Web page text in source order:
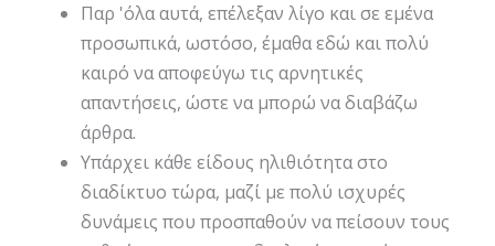
Παρ 'όλα αυτά, επέλεξαν λίγο και σε εμένα
προσωπικά, ωστόσο, έμαθα εδώ και πολύ
καιρό να αποφεύγω τις αρνητικές
απαντήσεις, ώστε να μπορώ να διαβάζω
άρθρα.
Υπάρχει κάθε είδους ηλιθιότητα στο
διαδίκτυο τώρα, μαζί με πολύ ισχυρές
δυνάμεις που προσπαθούν να πείσουν τους